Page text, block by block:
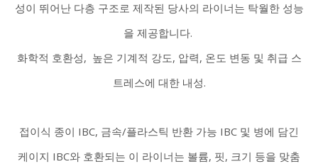
성이 뛰어난 다층 구조로 제작된 당사의 라이너는 탁월한 성능
을 제공합니다.
화학적 호환성, 높은 기계적 강도, 압력, 온도 변동 및 취급 스
트레스에 대한 내성.
접이식 종이 IBC, 금속/플라스틱 반환 가능 IBC 및 병에 담긴
케이지 IBC와 호환되는 이 라이너는 볼륨, 핏, 크기 등을 맞춤